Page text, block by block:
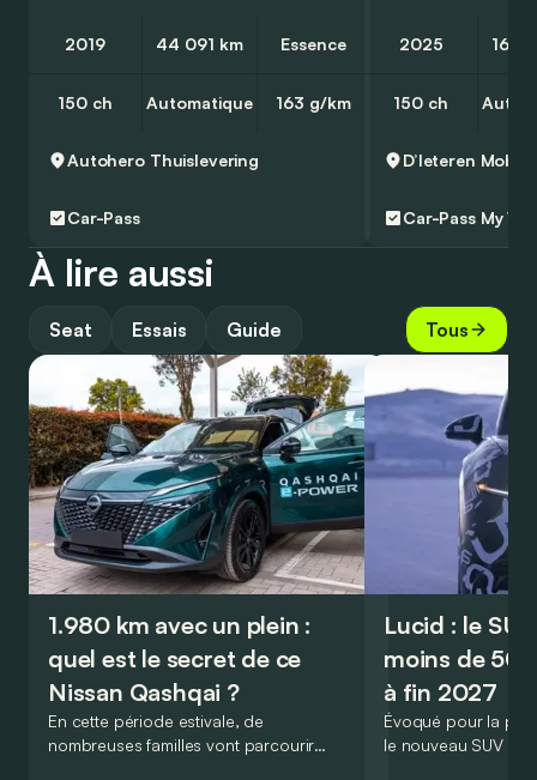
2019 44 091 km Essence
150 ch Automatique 163 g/km
Autohero Thuislevering
Car-Pass
2025 16
150 ch
Car-Pass My
À lire aussi
Seat Essais Guide Tous
1.980 km avec un plein :
quel est le secret de ce
Nissan Qashqai ?
En cette période estivale, de
nombreuses familles vont parcourir
Lucid : le
moins de
à fin 2027
Évoqué pour la
le nouveau SUV